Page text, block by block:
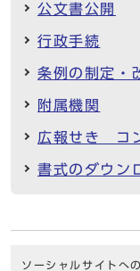
公文書公開
行政手続
条例の制定・
附属機関
広報せき コ
書式のダウン
ソーシャルサイトへ